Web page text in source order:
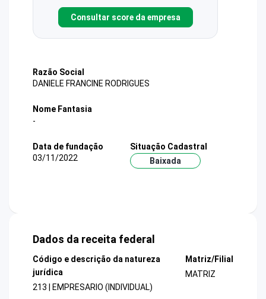
Consultar score da empresa
Razão Social
DANIELE FRANCINE RODRIGUES
Nome Fantasia
-
Data de fundação
03/11/2022
Situação Cadastral
Baixada
Dados da receita federal
Código e descrição da natureza
jurídica
213 | EMPRESARIO (INDIVIDUAL)
Matriz/Filial
MATRIZ